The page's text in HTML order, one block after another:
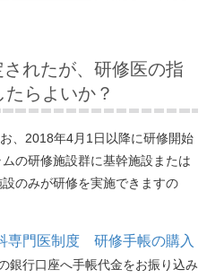
れたが、研修医の指
らよいか？
、2018年4月1日以降に研修開始
の研修施設群に基幹施設または
のみが研修を実施できますの
専門医制度 研修手帳の購入
銀行口座へ手帳代金をお振り込み